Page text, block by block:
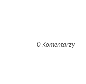
0 Komentarzy